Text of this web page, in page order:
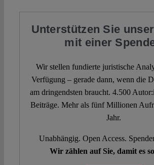
Unterstützen Sie
mit einer
Wir stellen fundierte juristische
Verfügung – gerade dann, wenn die
am dringendsten braucht. 4.500
Beiträge. Mehr als fünf Millionen
Jahr.
Unabhängig. Open Access.
Wir zählen auf Sie, damit es